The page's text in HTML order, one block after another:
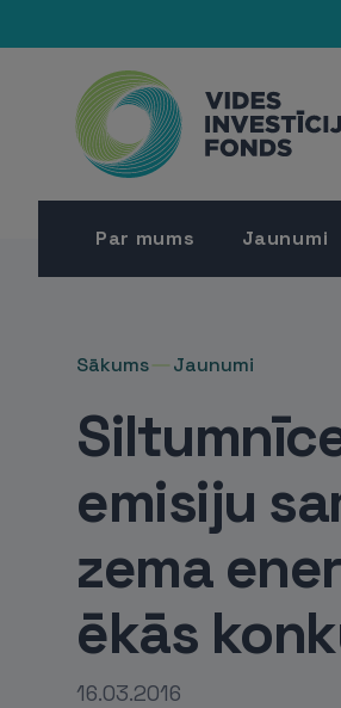
Par mums Jaunumi
Sākums Jaunumi
emisiju
zema
ēkās
16.03.2016